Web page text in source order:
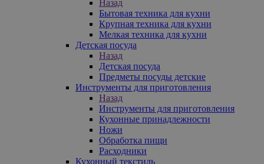
Назад
Бытовая техника для кухни
Крупная техника для кухни
Мелкая техника для кухни
Детская посуда
Назад
Детская посуда
Предметы посуды детские
Инструменты для приготовления
Назад
Инструменты для приготовления
Кухонные принадлежности
Ножи
Обработка пищи
Расходники
Кухонный текстиль